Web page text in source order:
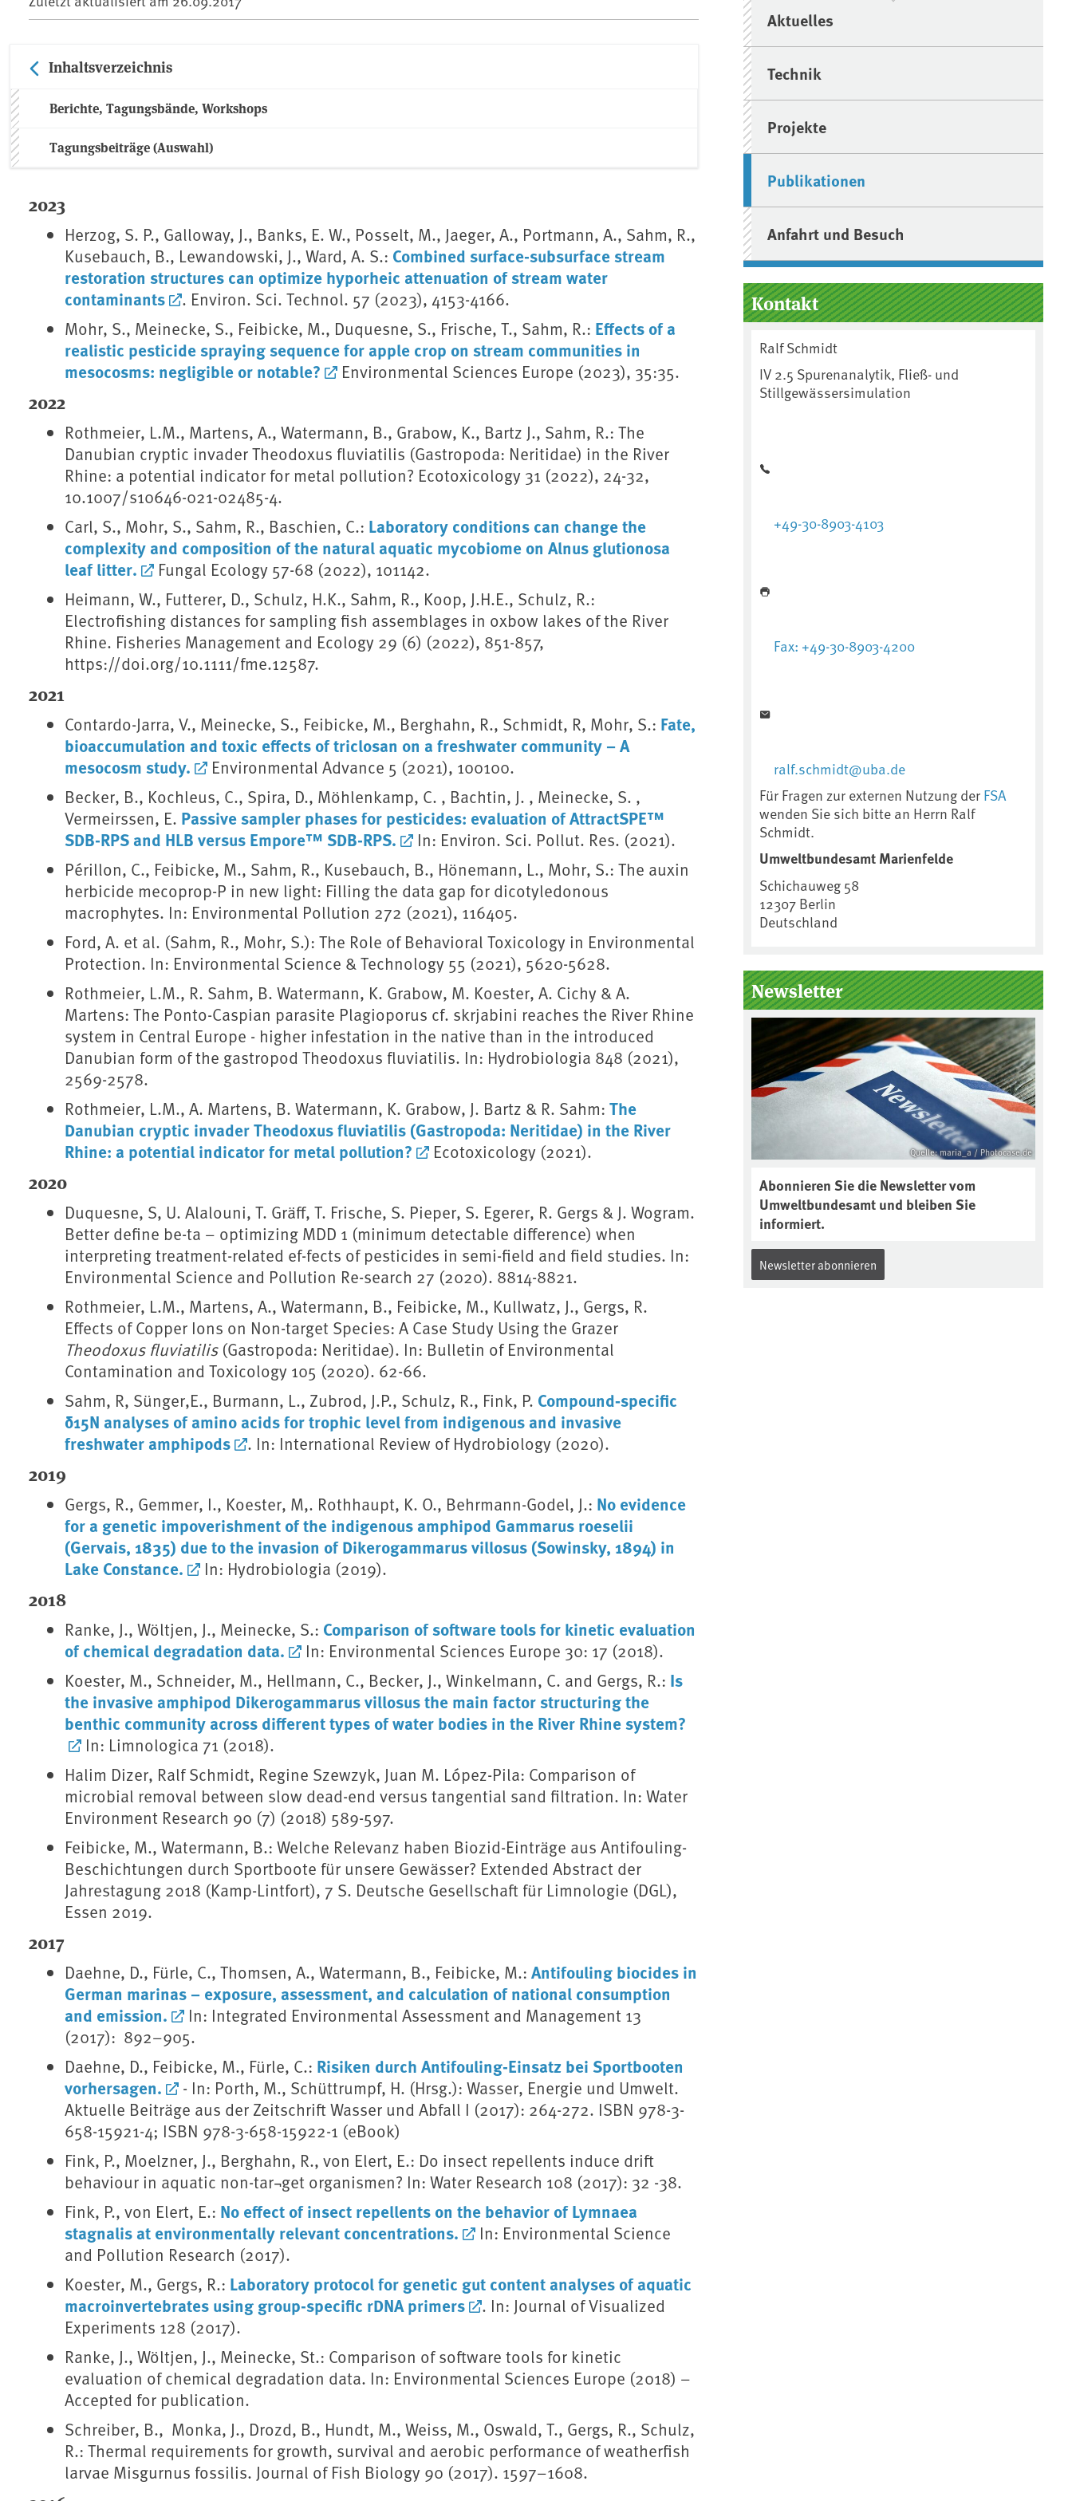
Inhaltsverzeichnis
Berichte, Tagungsbände, Workshops
Tagungsbeiträge (Auswahl)
2023
Herzog, S. P., Galloway, J., Banks, E. W., Posselt, M., Jaeger, A., Portmann, A., Sahm, R.,
Kusebauch, B., Lewandowski, J., Ward, A. S.: Combined surface-subsurface stream
restoration structures can optimize hyporheic attenuation of stream water
contaminants
. Environ. Sci. Technol. 57 (2023), 4153-4166.
Mohr, S., Meinecke, S., Feibicke, M., Duquesne, S., Frische, T., Sahm, R.: Effects of a
realistic pesticide spraying sequence for apple crop on stream communities in
mesocosms: negligible or notable?
Environmental Sciences Europe (2023), 35:35.
2022
Rothmeier, L.M., Martens, A., Watermann, B., Grabow, K., Bartz J., Sahm, R.: The
Danubian cryptic invader Theodoxus fluviatilis (Gastropoda: Neritidae) in the River
Rhine: a potential indicator for metal pollution? Ecotoxicology 31 (2022), 24-32,
10.1007/s10646-021-02485-4.
Carl, S., Mohr, S., Sahm, R., Baschien, C.: Laboratory conditions can change the
complexity and composition of the natural aquatic mycobiome on Alnus glutionosa
leaf litter.
Fungal Ecology 57-68 (2022), 101142.
Heimann, W., Futterer, D., Schulz, H.K., Sahm, R., Koop, J.H.E., Schulz, R.:
Electrofishing distances for sampling fish assemblages in oxbow lakes of the River
Rhine. Fisheries Management and Ecology 29 (6) (2022), 851-857,
https://doi.org/10.1111/fme.12587.
2021
Contardo-Jarra, V., Meinecke, S., Feibicke, M., Berghahn, R., Schmidt, R, Mohr, S.: Fate,
bioaccumulation and toxic effects of triclosan on a freshwater community – A
mesocosm study.
Environmental Advance 5 (2021), 100100.
Becker, B., Kochleus, C., Spira, D., Möhlenkamp, C. , Bachtin, J. , Meinecke, S. ,
Vermeirssen, E. Passive sampler phases for pesticides: evaluation of AttractSPE™
SDB-RPS and HLB versus Empore™ SDB-RPS.
In: Environ. Sci. Pollut. Res. (2021).
Périllon, C., Feibicke, M., Sahm, R., Kusebauch, B., Hönemann, L., Mohr, S.: The auxin
herbicide mecoprop-P in new light: Filling the data gap for dicotyledonous
macrophytes. In: Environmental Pollution 272 (2021), 116405.
Ford, A. et al. (Sahm, R., Mohr, S.): The Role of Behavioral Toxicology in Environmental
Protection. In: Environmental Science & Technology 55 (2021), 5620-5628.
Rothmeier, L.M., R. Sahm, B. Watermann, K. Grabow, M. Koester, A. Cichy & A.
Martens: The Ponto-Caspian parasite Plagioporus cf. skrjabini reaches the River Rhine
system in Central Europe - higher infestation in the native than in the introduced
Danubian form of the gastropod Theodoxus fluviatilis. In: Hydrobiologia 848 (2021),
2569-2578.
Rothmeier, L.M., A. Martens, B. Watermann, K. Grabow, J. Bartz & R. Sahm:The
Danubian cryptic invader Theodoxus fluviatilis (Gastropoda: Neritidae) in the River
Rhine: a potential indicator for metal pollution?
Ecotoxicology (2021).
2020
Duquesne, S, U. Alalouni, T. Gräff, T. Frische, S. Pieper, S. Egerer, R. Gergs & J. Wogram.
Better define be-ta – optimizing MDD 1 (minimum detectable difference) when
interpreting treatment-related ef-fects of pesticides in semi-field and field studies. In:
Environmental Science and Pollution Re-search 27 (2020). 8814-8821.
Rothmeier, L.M., Martens, A., Watermann, B., Feibicke, M., Kullwatz, J., Gergs, R.
Effects of Copper Ions on Non-target Species: A Case Study Using the Grazer
Theodoxus fluviatilis(Gastropoda: Neritidae). In: Bulletin of Environmental
Contamination and Toxicology 105 (2020). 62-66.
Sahm, R, Sünger,E., Burmann, L., Zubrod, J.P., Schulz, R., Fink, P. Compound‐specific
δ15N analyses of amino acids for trophic level from indigenous and invasive
freshwater amphipods
. In: International Review of Hydrobiology (2020).
2019
Gergs, R., Gemmer, I., Koester, M,. Rothhaupt, K. O., Behrmann-Godel, J.: No evidence
for a genetic impoverishment of the indigenous amphipod Gammarus roeselii
(Gervais, 1835) due to the invasion of Dikerogammarus villosus (Sowinsky, 1894) in
Lake Constance.
In: Hydrobiologia (2019).
2018
Ranke, J., Wöltjen, J., Meinecke, S.: Comparison of software tools for kinetic evaluation
of chemical degradation data.
In: Environmental Sciences Europe 30: 17 (2018).
Koester, M., Schneider, M., Hellmann, C., Becker, J., Winkelmann, C. and Gergs, R.: Is
the invasive amphipod Dikerogammarus villosus the main factor structuring the
benthic community across different types of water bodies in the River Rhine system?
In: Limnologica 71 (2018).
Halim Dizer, Ralf Schmidt, Regine Szewzyk, Juan M. López-Pila: Comparison of
microbial removal between slow dead-end versus tangential sand filtration. In: Water
Environment Research 90 (7) (2018) 589-597.
Feibicke, M., Watermann, B.: Welche Relevanz haben Biozid-Einträge aus Antifouling-
Beschichtungen durch Sportboote für unsere Gewässer? Extended Abstract der
Jahrestagung 2018 (Kamp-Lintfort), 7 S. Deutsche Gesellschaft für Limnologie (DGL),
Essen 2019.
2017
Daehne, D., Fürle, C., Thomsen, A., Watermann, B., Feibicke, M.:Antifouling biocides in
German marinas – exposure, assessment, and calculation of national consumption
and emission.
In: Integrated Environmental Assessment and Management 13
(2017): 892–905.
Daehne, D., Feibicke, M., Fürle, C.: Risiken durch Antifouling-Einsatz bei Sportbooten
vorhersagen.
- In: Porth, M., Schüttrumpf, H. (Hrsg.): Wasser, Energie und Umwelt.
Aktuelle Beiträge aus der Zeitschrift Wasser und Abfall I (2017): 264-272. ISBN 978-3-
658-15921-4; ISBN 978-3-658-15922-1 (eBook)
Fink, P., Moelzner, J., Berghahn, R., von Elert, E.: Do insect repellents induce drift
behaviour in aquatic non-tar¬get organismen? In: Water Research 108 (2017): 32 -38.
Fink, P., von Elert, E.: No effect of insect repellents on the behavior of Lymnaea
stagnalis at environmentally relevant concentrations.
In: Environmental Science
and Pollution Research (2017).
Koester, M., Gergs, R.: Laboratory protocol for genetic gut content analyses of aquatic
macroinvertebrates using group-specific rDNA primers
. In: Journal of Visualized
Experiments 128 (2017).
Ranke, J., Wöltjen, J., Meinecke, St.: Comparison of software tools for kinetic
evaluation of chemical degradation data. In: Environmental Sciences Europe (2018) –
Accepted for publication.
Schreiber, B., Monka, J., Drozd, B., Hundt, M., Weiss, M., Oswald, T., Gergs, R., Schulz,
R.: Thermal requirements for growth, survival and aerobic performance of weatherfish
larvae Misgurnus fossilis. Journal of Fish Biology 90 (2017). 1597–1608.
Aktuelles
Technik
Projekte
Publikationen
Anfahrt und Besuch
Kontakt
Ralf Schmidt
IV 2.5 Spurenanalytik, Fließ- und
Stillgewässersimulation
+49-30-8903-4103
Fax: +49-30-8903-4200
ralf.schmidt@uba.de
Für Fragen zur externen Nutzung der FSA
wenden Sie sich bitte an Herrn Ralf
Schmidt.
Umweltbundesamt Marienfelde
Schichauweg 58
12307 Berlin
Deutschland
Newsletter
Quelle: maria_a / Photocase.de
Abonnieren Sie die Newsletter vom
Umweltbundesamt und bleiben Sie
informiert.
Newsletter abonnieren